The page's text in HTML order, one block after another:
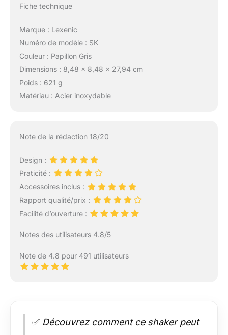
Fiche technique
Marque : Lexenic
Numéro de modèle : SK
Couleur : Papillon Gris
Dimensions : 8,48 x 8,48 x 27,94 cm
Poids : 621 g
Matériau : Acier inoxydable
Note de la rédaction 18/20
Design :
Praticité :
Accessoires inclus :
Rapport qualité/prix :
Facilité d’ouverture :
Notes des utilisateurs 4.8/5
Note de 4.8 pour 491 utilisateurs
✅ Découvrez comment ce shaker peut